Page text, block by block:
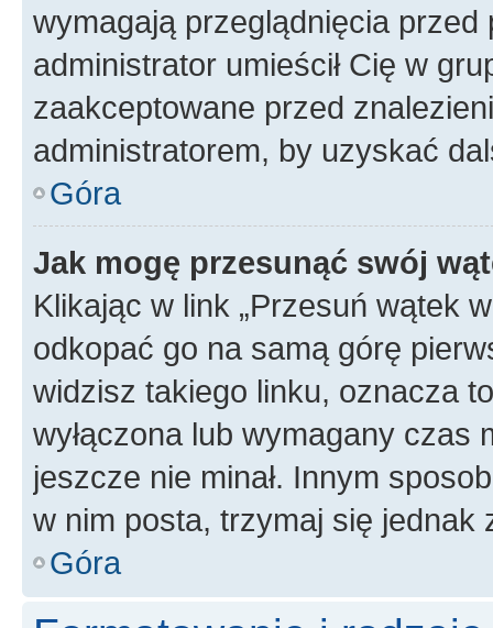
wymagają przeglądnięcia
administrator umieścił Cię w
zaakceptowane przed
administratorem, by uzyskać
Góra
Jak mogę przesunąć swój
Klikając w link „Przesuń wątek
odkopać go na samą górę
widzisz takiego linku, oznacza
wyłączona lub wymagany czas
jeszcze nie minał. Innym
w nim posta, trzymaj się jednak
Góra